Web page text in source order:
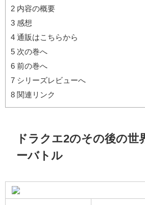
2 内容の概要
3 感想
4 通販はこちらから
5 次の巻へ
6 前の巻へ
7 シリーズレビューへ
8 関連リンク
ドラクエ2のその後の世
ーバトル